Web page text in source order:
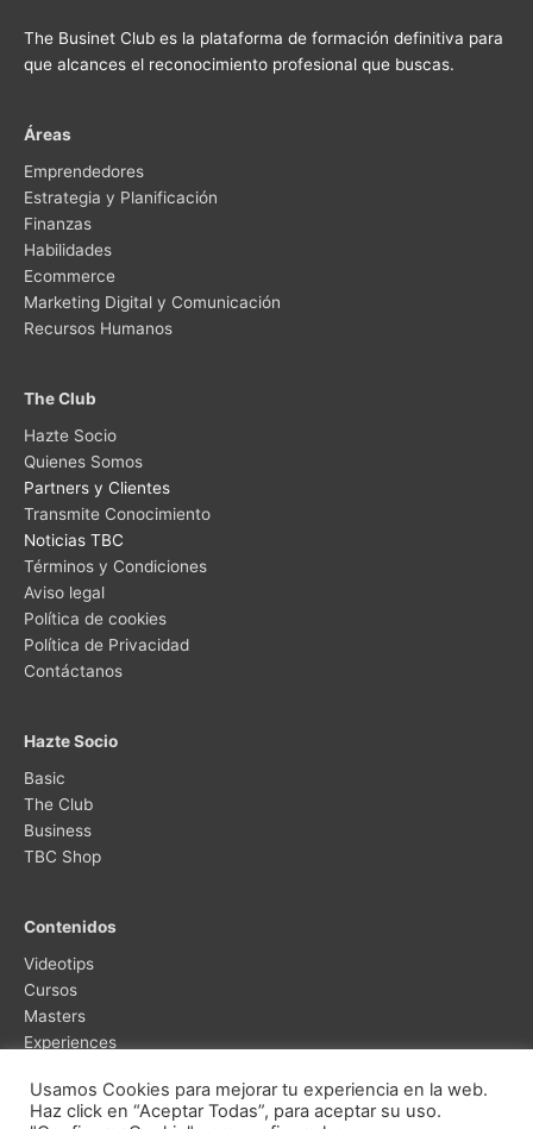
The Businet Club es la plataforma de formación definitiva para
que alcances el reconocimiento profesional que buscas.
Áreas
Emprendedores
Estrategia y Planificación
Finanzas
Habilidades
Ecommerce
Marketing Digital y Comunicación
Recursos Humanos
The Club
Hazte Socio
Quienes Somos
Partners y Clientes
Transmite Conocimiento
Noticias TBC
Términos y Condiciones
Aviso legal
Política de cookies
Política de Privacidad
Contáctanos
Hazte Socio
Basic
The Club
Business
TBC Shop
Contenidos
Videotips
Cursos
Masters
Experiences
Usamos Cookies para mejorar tu experiencia en la web.
Haz click en “Aceptar Todas”, para aceptar su uso.